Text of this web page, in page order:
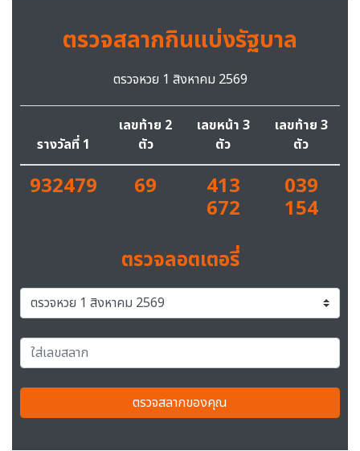
ตรวจสลากกินแบ่งรัฐบาล
ตรวจหวย 1 สิงหาคม 2569
รางวัลที่ 1
เลขท้าย 2
ตัว
เลขหน้า 3
ตัว
เลขท้าย 3
ตัว
932479 69 413
672
039
154
ตรวจลอตเตอรี่
ตรวจสลากของคุณ